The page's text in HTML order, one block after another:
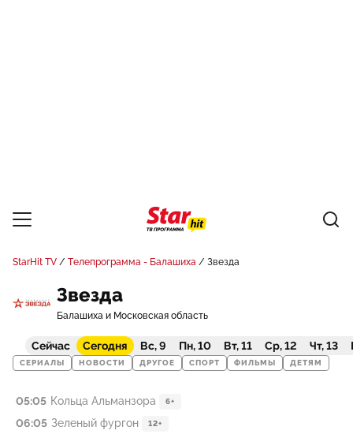
StarHit TV Телепрограмма - Балашиха Звезда
Звезда
Балашиха и Московская область
Сейчас Сегодня Вс, 9 Пн, 10 Вт, 11 Ср, 12 Чт, 13
СЕРИАЛЫ НОВОСТИ ДРУГОЕ СПОРТ ФИЛЬМЫ ДЕТЯМ
05:05 Кольца Альманзора 6+
06:05 Зеленый фургон 12+